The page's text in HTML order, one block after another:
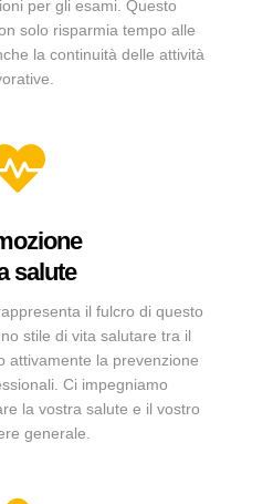
per gli esami. Questo
solo risparmia tempo alle
la continuità delle attività
salute
il fulcro di questo
stile di vita salutare tra il
attivamente la prevenzione
Ci impegniamo
la vostra salute e il vostro
generale.